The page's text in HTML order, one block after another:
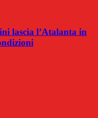
lascia l’Atalanta in